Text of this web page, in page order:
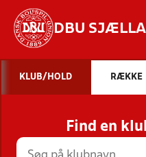
DBU
STILLINGER,
KLUB/HOLD RÆKKE
Find en